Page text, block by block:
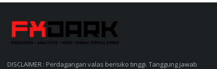
DISCLAIMER : Perdagangan valas berisiko tinggi. Tanggung jawab